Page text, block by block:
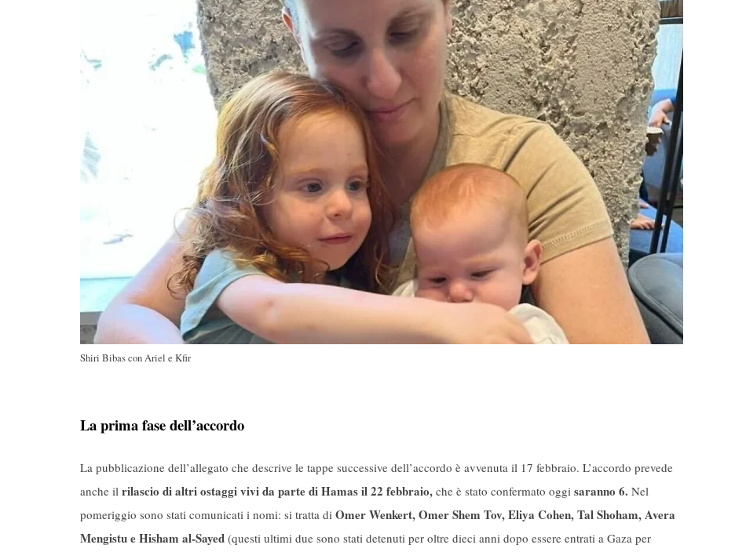
Shiri Bibas con Ariel e Kfir
La prima fase dell’accordo
La pubblicazione dell’allegato che descrive le tappe successive dell’accordo è avvenuta il 17 febbraio. L’accordo prevede
anche il rilascio di altri ostaggi vivi da parte di Hamas il 22 febbraio, che è stato confermato oggi saranno 6. Nel
pomeriggio sono stati comunicati i nomi: si tratta di Omer Wenkert, Omer Shem Tov, Eliya Cohen, Tal Shoham, Avera
Mengistu e Hisham al-Sayed (questi ultimi due sono stati detenuti per oltre dieci anni dopo essere entrati a Gaza per